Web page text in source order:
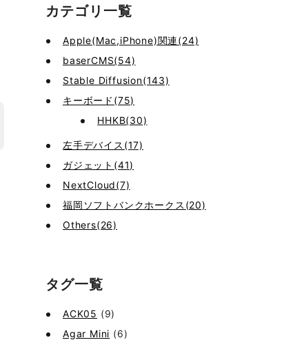
カテゴリ一覧
Apple(Mac,iPhone)関連(24)
baserCMS(54)
Stable Diffusion(143)
キーボード(75)
HHKB(30)
左手デバイス(17)
ガジェット(41)
NextCloud(7)
福岡ソフトバンクホークス(20)
Others(26)
タグ一覧
ACK05 (9)
Agar Mini (6)